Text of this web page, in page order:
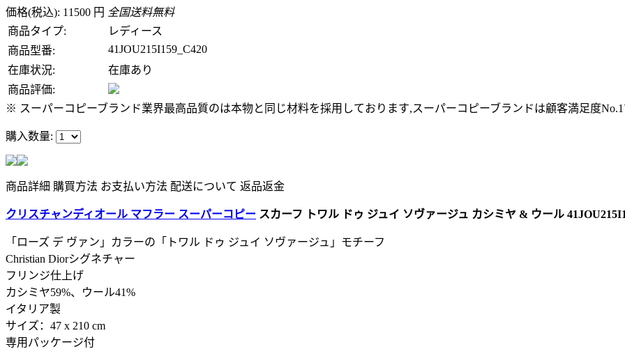
価格(税込): 11500 円 全国送料無料
商品タイプ:
レディース
商品型番:
41JOU215I159_C420
在庫状況:
在庫あり
商品評価:
※ スーパーコピーブランド業界最高品質のは本物と同じ材料を採用しております,スーパーコピーブランドは顧客満足度No.1
購入数量:
商品詳細 購買方法 お支払い方法 配送について 返品返金
クリスチャンディオール マフラー スーパーコピー スカーフ トワル ドゥ ジュイ ソヴァージュ カシミヤ & ウール
「ローズ デ ヴァン」カラーの「トワル ドゥ ジュイ ソヴァージュ」モチーフ
Christian Diorシグネチャー
フリンジ仕上げ
カシミヤ59%、ウール41%
イタリア製
サイズ：47 x 210 cm
専用パッケージ付